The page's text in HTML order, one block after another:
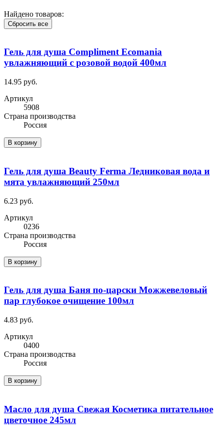
Найдено товаров:
Сбросить все
Гель для душа Compliment Ecomania
увлажняющий с розовой водой 400мл
14.95 руб.
Артикул
5908
Cтрана производства
Россия
В корзину
Гель для душа Beauty Ferma Ледниковая вода и
мята увлажняющий 250мл
6.23 руб.
Артикул
0236
Cтрана производства
Россия
В корзину
Гель для душа Баня по-царски Можжевеловый
пар глубокое очищение 100мл
4.83 руб.
Артикул
0400
Cтрана производства
Россия
В корзину
Масло для душа Свежая Косметика питательное
цветочное 245мл